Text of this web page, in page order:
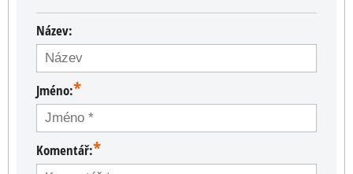
Název:
Jméno:*
Komentář:*